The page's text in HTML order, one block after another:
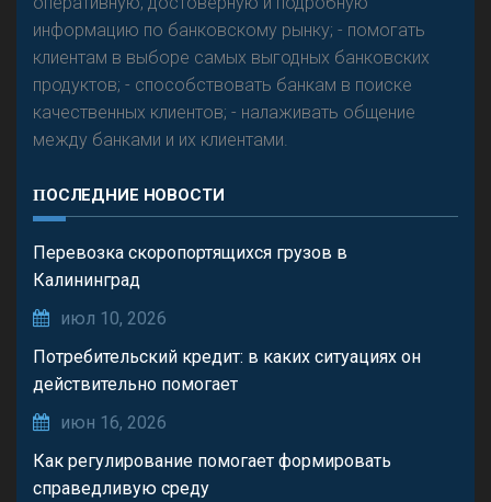
информацию по банковскому рынку; - помогать
клиентам в выборе самых выгодных банковских
продуктов; - способствовать банкам в поиске
качественных клиентов; - налаживать общение
между банками и их клиентами.
ПОСЛЕДНИЕ НОВОСТИ
Перевозка скоропортящихся грузов в
Калининград
июл 10, 2026
Потребительский кредит: в каких ситуациях он
действительно помогает
июн 16, 2026
Как регулирование помогает формировать
справедливую среду